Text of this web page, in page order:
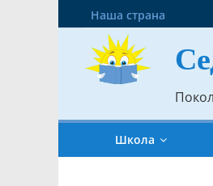
Наша страна
Школа